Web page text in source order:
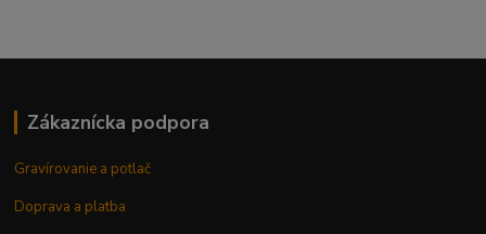
Zákaznícka podpora
Gravírovanie a potlač
Doprava a platba